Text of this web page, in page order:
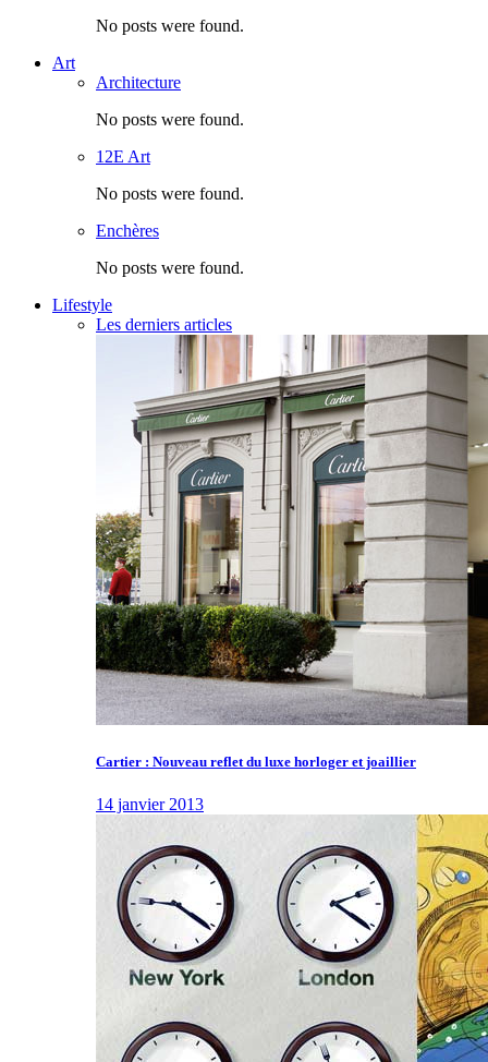
No posts were found.
Art
Architecture
No posts were found.
12E Art
No posts were found.
Enchères
No posts were found.
Lifestyle
Les derniers articles
Cartier : Nouveau reflet du luxe horloger et joaillier
14 janvier 2013